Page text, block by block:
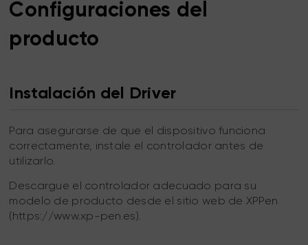
Configuraciones del
producto
Instalación del Driver
Para asegurarse de que el dispositivo funciona
correctamente, instale el controlador antes de
utilizarlo.
Descargue el controlador adecuado para su
modelo de producto desde el sitio web de XPPen
(https://www.xp-pen.es).